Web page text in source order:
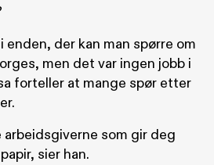
enden, der kan man spørre om
men det var ingen jobb i
forteller at mange spør etter
som gir deg
sier han.